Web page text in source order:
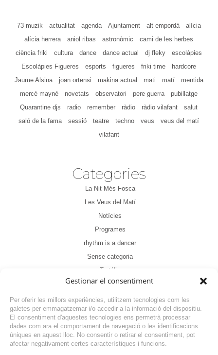
Gestionar el consentiment
Per oferir les millors experiències, utilitzem tecnologies com les
galetes per emmagatzemar i/o accedir a la informació del dispositiu.
El consentiment d'aquestes tecnologies ens permetrà processar
dades com ara el comportament de navegació o les identificacions
úniques en aquest lloc. No consentir o retirar el consentiment, pot
afectar negativament certes característiques i funcions.
73 muzik actualitat agenda Ajuntament alt empordà
alícia
alícia herrera
aniol ribas astronòmic
cami de les herbes
ciència friki
cultura dance dance actual dj fleky
escolàpies
Escolàpies Figueres
esports figueres friki time
hardcore
Jaume Alsina
joan ortensi makina actual mati matí
mentida
mercè mayné
novetats observatori pere guerra
pubillatge
Quarantine djs
radio remember ràdio ràdio vilafant
salut
saló de la fama
sessió teatre techno veus
veus del matí
vilafant
Categories
La Nit Més Fosca
Les Veus del Matí
Notícies
Programes
rhythm is a dancer
Sense categoria
Tertúlia
NOTÍCIA ANTERIOR
NOTÍCIA SEGÜENT